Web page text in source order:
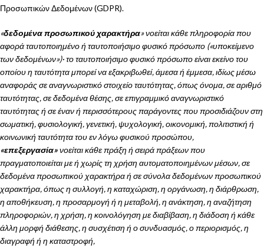
Προσωπικών Δεδομένων (GDPR).
«δεδομένα προσωπικού χαρακτήρα» νοείται κάθε πληροφορία που
αφορά ταυτοποιημένο ή ταυτοποιήσιμο φυσικό πρόσωπο («υποκείμενο
των δεδομένων»)· το ταυτοποιήσιμο φυσικό πρόσωπο είναι εκείνο του
οποίου η ταυτότητα μπορεί να εξακριβωθεί, άμεσα ή έμμεσα, ιδίως μέσω
αναφοράς σε αναγνωριστικό στοιχείο ταυτότητας, όπως όνομα, σε αριθμό
ταυτότητας, σε δεδομένα θέσης, σε επιγραμμικό αναγνωριστικό
ταυτότητας ή σε έναν ή περισσότερους παράγοντες που προσιδιάζουν στη
σωματική, φυσιολογική, γενετική, ψυχολογική, οικονομική, πολιτιστική ή
κοινωνική ταυτότητα του εν λόγω φυσικού προσώπου,
«επεξεργασία»νοείται κάθε πράξη ή σειρά πράξεων που
πραγματοποιείται με ή χωρίς τη χρήση αυτοματοποιημένων μέσων, σε
δεδομένα προσωπικού χαρακτήρα ή σε σύνολα δεδομένων προσωπικού
χαρακτήρα, όπως η συλλογή, η καταχώριση, η οργάνωση, η διάρθρωση,
η αποθήκευση, η προσαρμογή ή η μεταβολή, η ανάκτηση, η αναζήτηση
πληροφοριών, η χρήση, η κοινολόγηση με διαβίβαση, η διάδοση ή κάθε
άλλη μορφή διάθεσης, η συσχέτιση ή ο συνδυασμός, ο περιορισμός, η
διαγραφή ή η καταστροφή,